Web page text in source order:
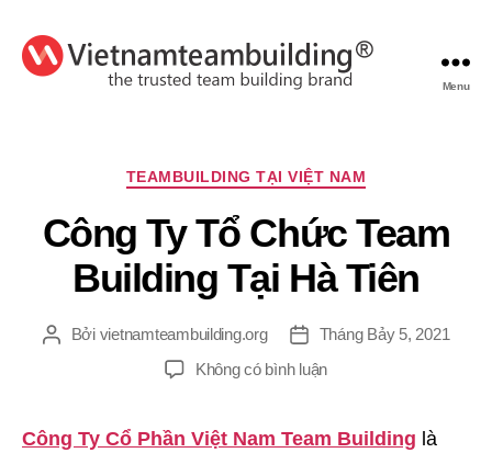
Menu
Chuyên
TEAMBUILDING TẠI VIỆT NAM
Công Ty Tổ Chức Team
Building Tại Hà Tiên
TácBởi vietnamteambuilding.org
Ngày
đăng
Tháng Bảy 5, 2021
Không có bình luậnở
Tổ
Công Ty Cổ Phần Việt Nam Team Building là